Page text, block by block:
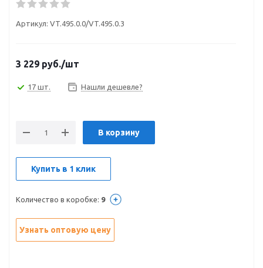
Артикул: VT.495.0.0/VT.495.0.3
3 229 руб./шт
17 шт. Нашли дешевле?
В корзину
Купить в 1 клик
Количество в коробке: 9
Узнать оптовую цену